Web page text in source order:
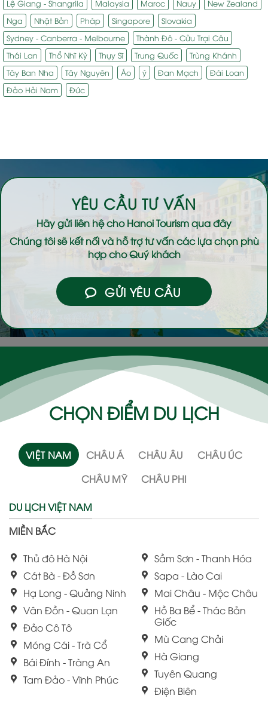
Lệ Giang - Shangrila Malaysia Maroc Nauy
New Zealand
Nga
Nhật Bản Pháp Singapore
Slovakia
Sydney - Canberra - Melbourne
Thành Đô - Cửu Trại Câu
Thái Lan
Thổ Nhĩ Kỳ Thụy Sĩ Trung Quốc
Trùng Khánh
Tây Ban Nha
Tây Nguyên Áo ý Đan Mạch
Đài Loan
Đảo Hải Nam
Đức
YÊU CẦU TƯ VẤN
Hãy gửi liên hệ choHanoi Tourismqua đây
Chúng tôi sẽ kết nối và hỗ trợ tư vấn các lựa chọn phù
hợp cho Quý khách
GỬI YÊU CẦU
CHỌN ĐIỂM DU LỊCH
VIỆT NAM CHÂU Á CHÂU ÂU
CHÂU ÚC
CHÂU MỸ
CHÂU PHI
DU LỊCH VIỆT NAM
MIỀN BẮC
Thủ đô Hà Nội
Cát Bà - Đồ Sơn
Hạ Long - Quảng Ninh
Vân Đồn - Quan Lạn
Đảo Cô Tô
Móng Cái - Trà Cổ
Bái Đính - Tràng An
Tam Đảo - Vĩnh Phúc
Sầm Sơn - Thanh Hóa
Sapa - Lào Cai
Mai Châu - Mộc Châu
Hồ Ba Bể - Thác Bản
Giốc
Mù Cang Chải
Hà Giang
Tuyên Quang
Điện Biên